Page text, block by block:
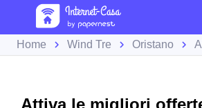
Home Wind Tre Oristano